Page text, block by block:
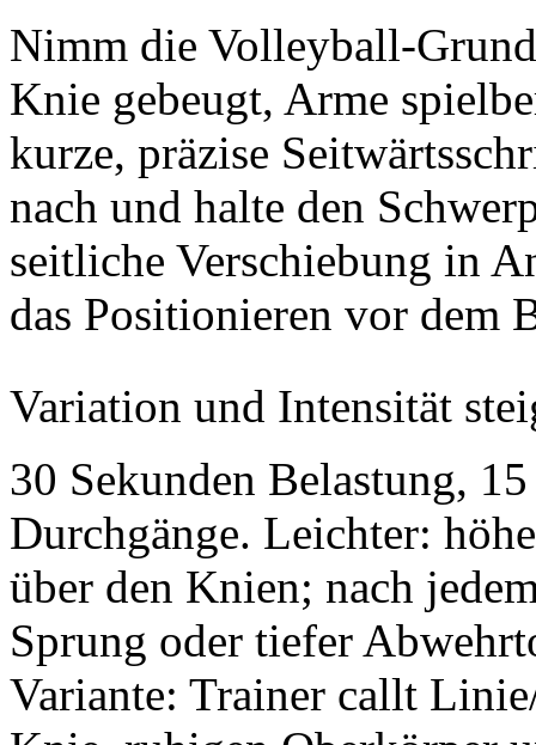
Nimm die Volleyball-
Knie gebeugt, Arme
kurze, präzise
nach und halte den
seitliche Verschiebung in
das Positionieren vor dem
Variation und Intensität
30 Sekunden Belastung,
Durchgänge. Leichter:
über den Knien; nach
Sprung oder tiefer
Variante: Trainer callt